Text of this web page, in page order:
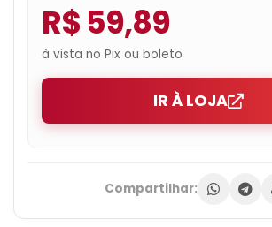
R$ 59,89
à vista no Pix ou boleto
IR À LOJA
Compartilhar: